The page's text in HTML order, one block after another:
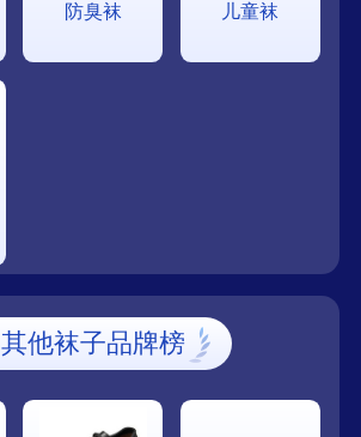
防臭袜 儿童袜
其他袜子品牌榜